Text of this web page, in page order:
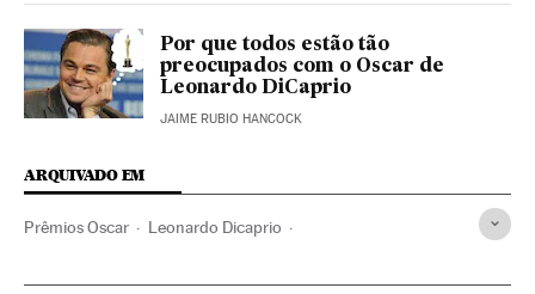
Por que todos estão tão
preocupados com o Oscar de
Leonardo DiCaprio
JAIME RUBIO HANCOCK
ARQUIVADO EM
Prêmios Oscar Leonardo Dicaprio